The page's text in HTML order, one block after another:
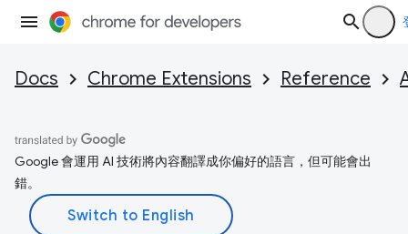
Docs Chrome Extensions Reference
Google 會運用 AI 技術將內容翻譯成你偏好的語言，但可能會出
錯。